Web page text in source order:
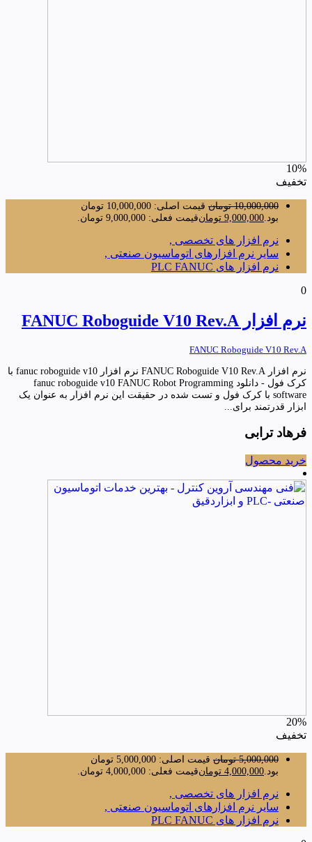
10%
تخفیف
10,000,000 تومان
قیمت اصلی: 10,000,000 تومان
بود. 9,000,000 تومانقیمت فعلی: 9,000,000 تومان.
نرم افزار های تخصصی ,
سایر نرم افزارهای اتوماسیون صنعتی ,
نرم افزار های PLC FANUC
0
نرم افزار FANUC Roboguide V10 Rev.A
FANUC Roboguide V10 Rev.A
نرم افزار FANUC Roboguide V10 Rev.A نرم افزار fanuc roboguide v10 با
کرک فول - دانلود fanuc roboguide v10 FANUC Robot Programming
software با کرک فول و تست شده در حقیقت این نرم افزار به عنوان یک
ابزار قدرتمند برای...
فرهاد ترابی
خرید محصول
20%
تخفیف
5,000,000 تومان
قیمت اصلی: 5,000,000 تومان
بود.4,000,000 تومانقیمت فعلی: 4,000,000 تومان.
نرم افزار های تخصصی ,
سایر نرم افزارهای اتوماسیون صنعتی ,
نرم افزار های PLC FANUC